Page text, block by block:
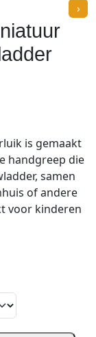
›
is gemaakt
handgreep die
samen
of andere
voor kinderen